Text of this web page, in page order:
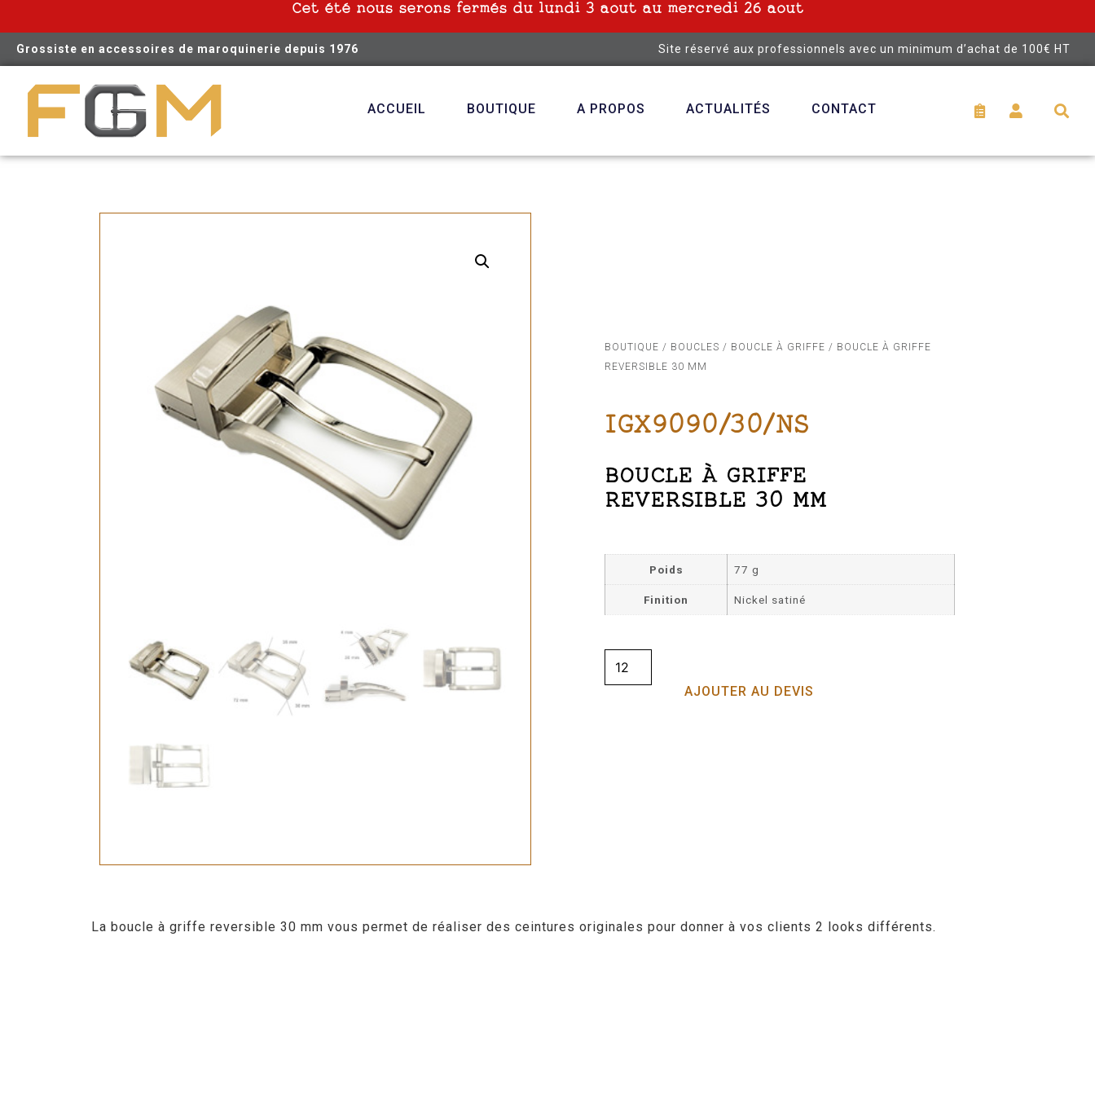
Cet été nous serons fermés du lundi 3 aout au mercredi 26 aout
Grossiste en accessoires de maroquinerie depuis 1976 Site réservé aux professionnels avec un minimum d’achat de 100€ HT
ACCUEIL BOUTIQUE A PROPOS ACTUALITÉS CONTACT
BOUTIQUE / BOUCLES / BOUCLE À GRIFFE / BOUCLE À GRIFFE
REVERSIBLE 30 MM
IGX9090/30/NS
BOUCLE À GRIFFE
REVERSIBLE 30 MM
Poids 77 g
Finition Nickel satiné
AJOUTER AU DEVIS
La boucle à griffe reversible 30 mm vous permet de réaliser des ceintures originales pour donner à vos clients 2 looks différents.